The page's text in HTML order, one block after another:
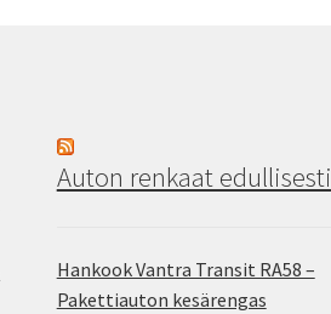
Auton renkaat edullisesti
Hankook Vantra Transit RA58 –
Pakettiauton kesärengas